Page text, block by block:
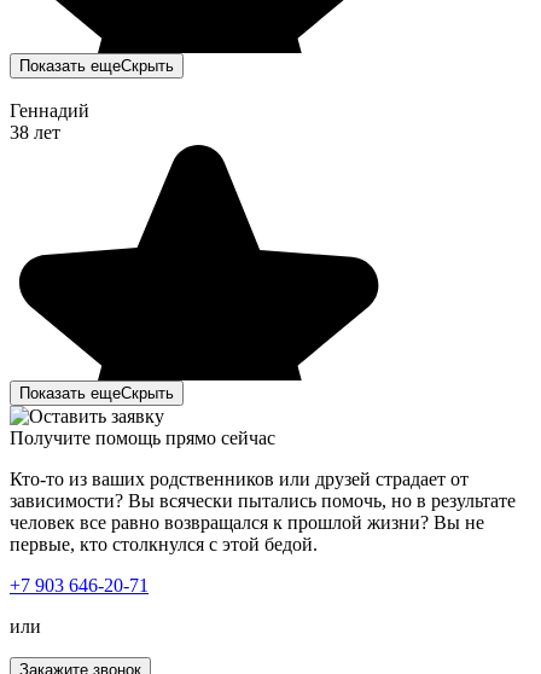
Моя сестра лежала в вашей клинике пол года назад, с
алкогольной зависимостью. Наша семья до последнего
не верила, что что-то уже изменится, но, обратившись к
сильным алкогольным отравлением, специалисты сразу
Показать ещеСкрыть
Геннадий
38 лет
Показать ещеСкрыть
Получите помощь прямо сейчас
Кто-то из ваших родственников или друзей страдает от
зависимости? Вы всячески пытались помочь, но в результате
человек все равно возвращался к прошлой жизни? Вы не
первые, кто столкнулся с этой бедой.
+7 903 646-20-71
или
Закажите звонок